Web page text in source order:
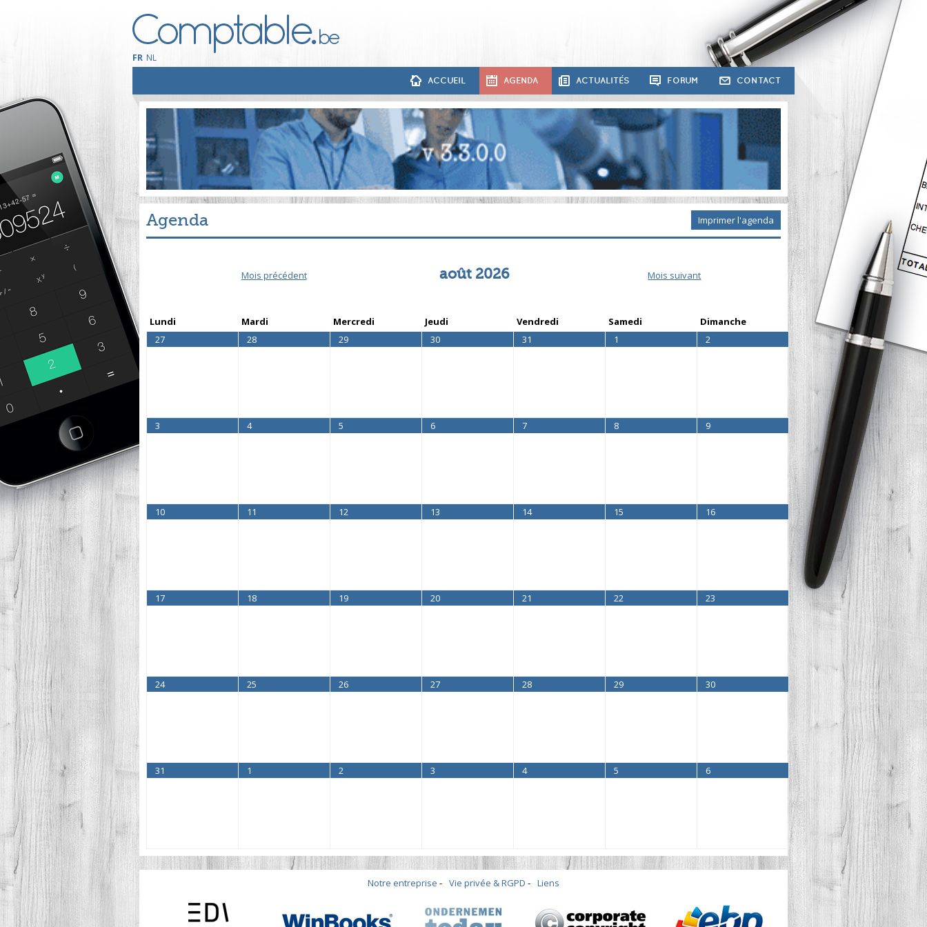
ACCUEIL AGENDA ACTUALITÉS FORUM CONTACT
FR NL
Agenda Imprimer l'agenda
Mois précédent août 2026 Mois suivant
Lundi Mardi Mercredi Jeudi Vendredi Samedi
Dimanche
27
28 29 30 31 1 2
3 4 5 6 7 8 9
10 11 12 13 14 15 16
17 18 19 20 21 22 23
24 25 26 27 28 29 30
31 1 2 3 4 5 6
Notre entreprise Vie privée & RGPD Liens